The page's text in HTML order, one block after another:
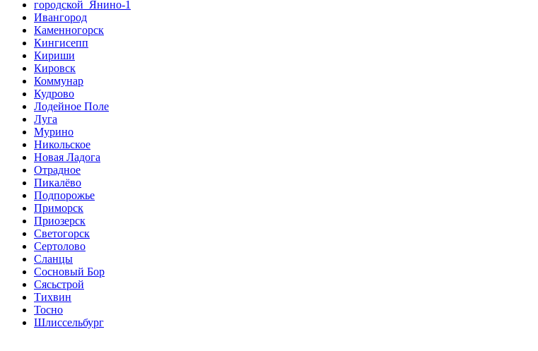
городской Янино-1
Ивангород
Каменногорск
Кингисепп
Кириши
Кировск
Коммунар
Кудрово
Лодейное Поле
Луга
Мурино
Никольское
Новая Ладога
Отрадное
Пикалёво
Подпорожье
Приморск
Приозерск
Светогорск
Сертолово
Сланцы
Сосновый Бор
Сясьстрой
Тихвин
Тосно
Шлиссельбург